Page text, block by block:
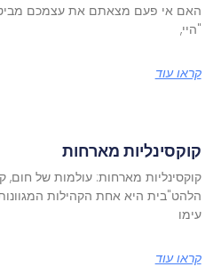
האם אי פעם מצאתם את עצמכם
"היי,
קראו עוד
קוקסינליות מארחות
קוקסינליות מארחות: עולמות של
הלהט"בית היא אחת הקהילות
עימו
קראו עוד